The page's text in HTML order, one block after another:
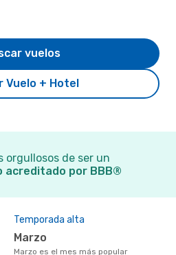
Vuelo + Hotel
vuelos
orgullosos de ser un
acreditado por BBB®
Temporada alta
marzo
marzo es el mes más popular